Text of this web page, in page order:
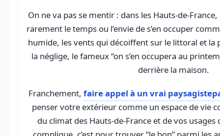
On ne va pas se mentir : dans les Hauts-de-
rarement le temps ou l’envie de s’en occuper
humide, les vents qui décoiffent sur le littoral et la
la néglige, le fameux “on s’en occupera au
derrière la maison.
Franchement, faire appel à un vrai
penser votre extérieur comme un espace de vie
du climat des Hauts-de-France et de vos usages